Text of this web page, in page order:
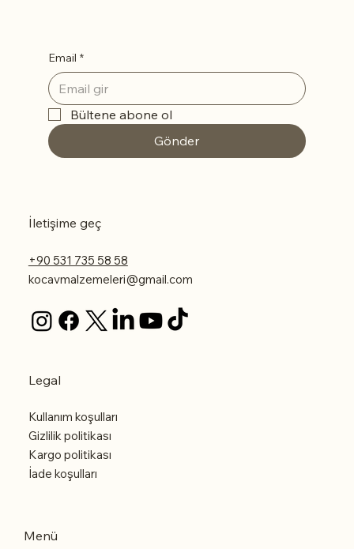
Email *
Bültene abone ol
Gönder
İletişime geç
+90 531 735 58 58
kocavmalzemeleri@gmail.com
Legal
Kullanım koşulları
Gizlilik politikası
Kargo politikası
İade koşulları
Menü